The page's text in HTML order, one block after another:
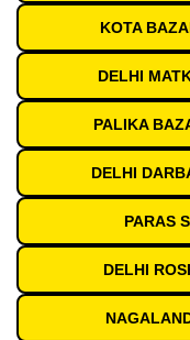
KOTA
DELHI
PALIKA
DELHI
PARAS
DELHI